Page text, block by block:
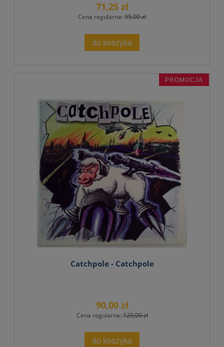
71,25 zł
Cena regularna: 95,00 zł
do koszyka
Catchpole - Catchpole
90,00 zł
Cena regularna:120,00 zł
do koszyka
PROMOCJA